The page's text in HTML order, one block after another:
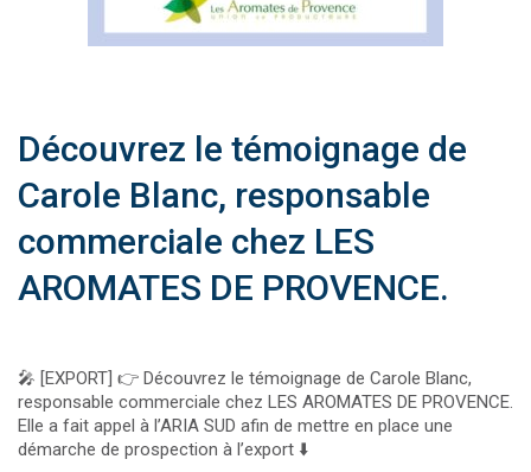
Découvrez le témoignage de
Carole Blanc, responsable
commerciale chez LES
AROMATES DE PROVENCE.
🎤 [EXPORT] 👉 Découvrez le témoignage de Carole Blanc,
responsable commerciale chez LES AROMATES DE PROVENCE.
Elle a fait appel à l’ARIA SUD afin de mettre en place une
démarche de prospection à l’export ⬇️